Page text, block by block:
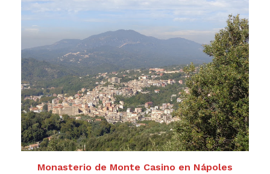
Monasterio de Monte Casino en Nápoles